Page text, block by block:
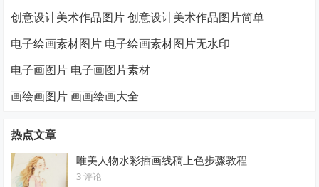
创意设计美术作品图片 创意设计美术作品图片简单
电子绘画素材图片 电子绘画素材图片无水印
电子画图片 电子画图片素材
画绘画图片 画画绘画大全
热点文章
唯美人物水彩插画线稿上色步骤教程
3 评论